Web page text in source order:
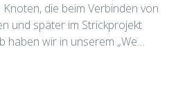
die beim Verbinden von
und später im Strickprojekt
haben wir in unserem „We…